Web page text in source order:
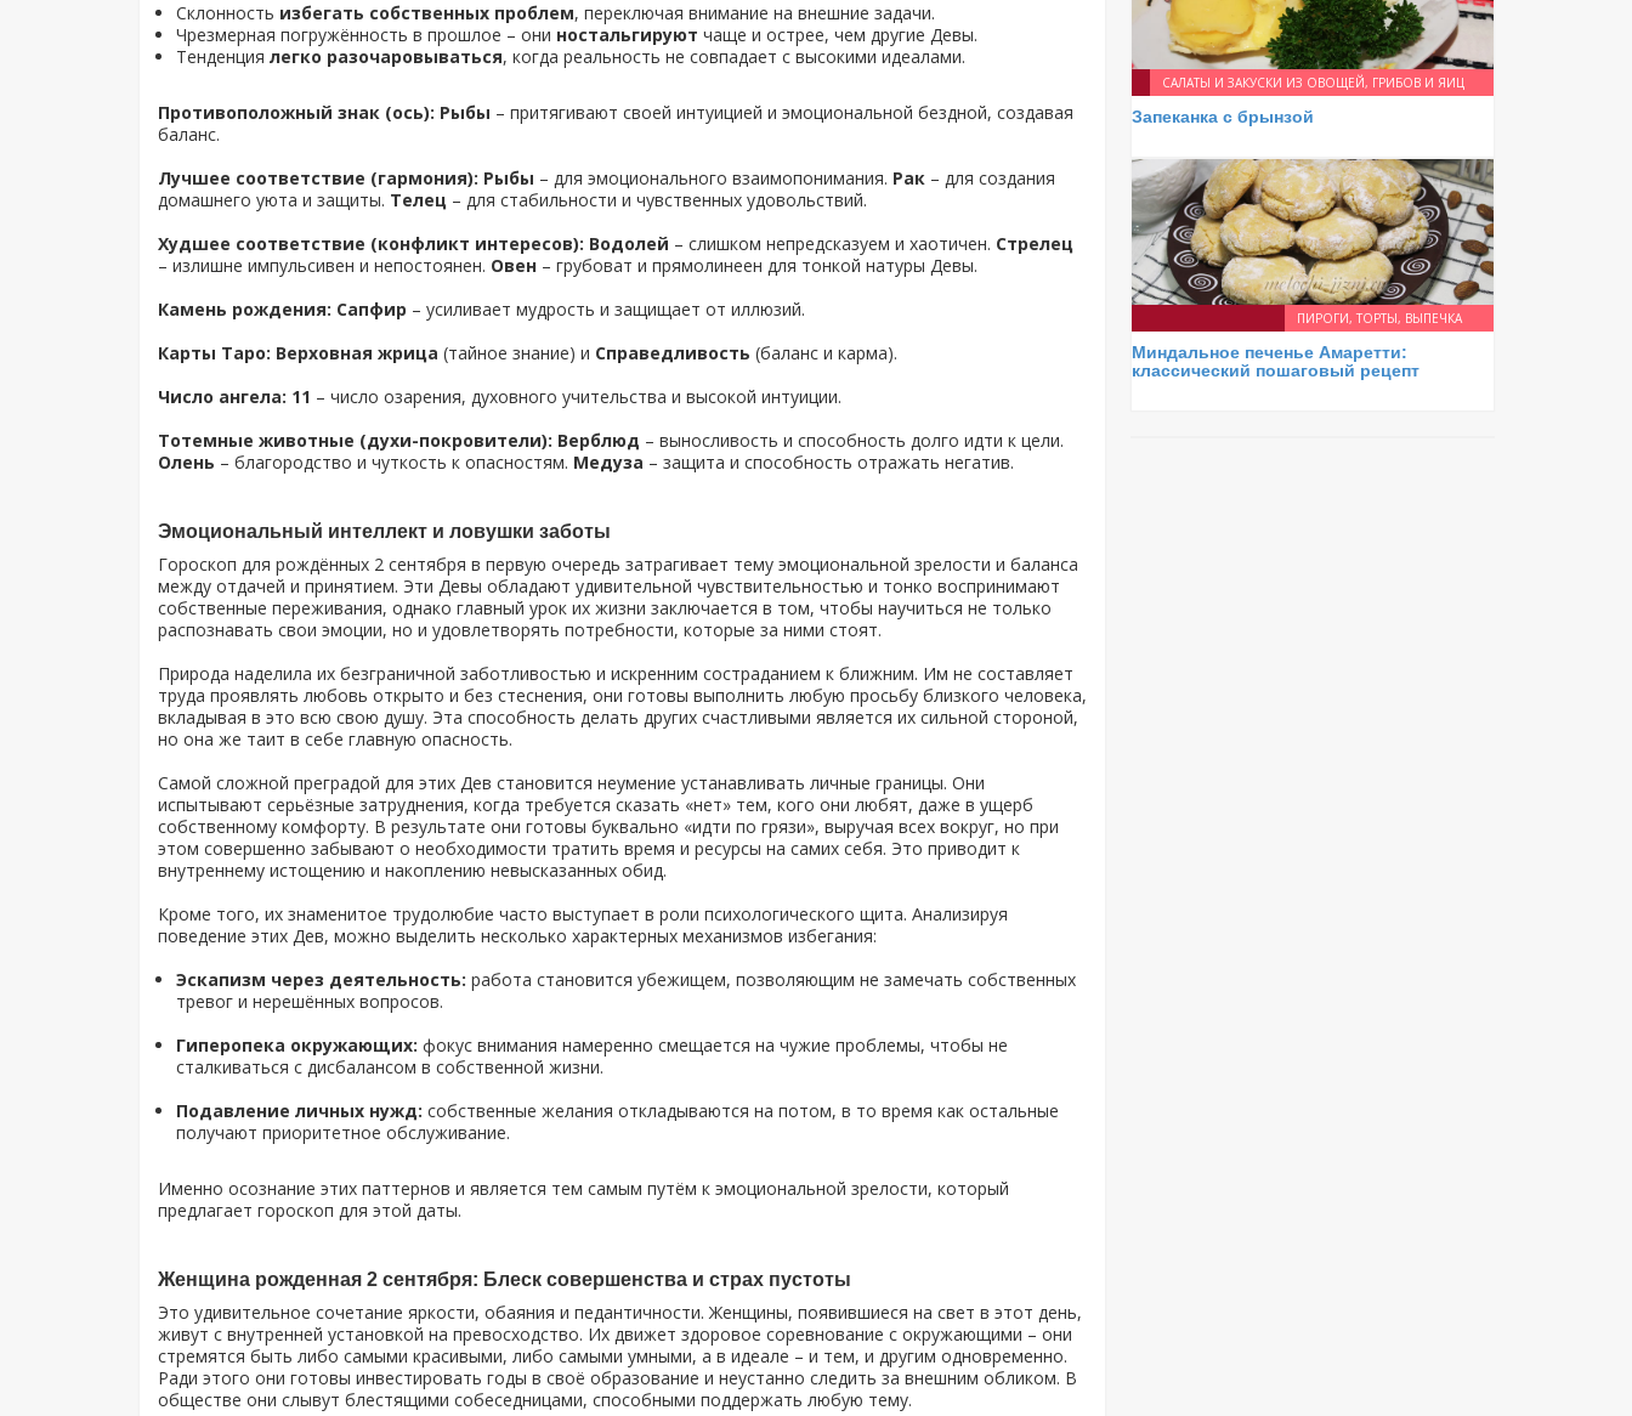
Склонность избегать собственных проблем, переключая внимание на внешние задачи.
Чрезмерная погружённость в прошлое – они ностальгируют чаще и острее, чем другие Девы.
Тенденция легко разочаровываться, когда реальность не совпадает с высокими идеалами.
Противоположный знак (ось): Рыбы – притягивают своей интуицией и эмоциональной бездной, создавая
баланс.
Лучшее соответствие (гармония): Рыбы – для эмоционального взаимопонимания. Рак– для создания
домашнего уюта и защиты. Телец– для стабильности и чувственных удовольствий.
Худшее соответствие (конфликт интересов): Водолей – слишком непредсказуем и хаотичен. Стрелец
– излишне импульсивен и непостоянен. Овен– грубоват и прямолинеен для тонкой натуры Девы.
Камень рождения: Сапфир – усиливает мудрость и защищает от иллюзий.
Карты Таро: Верховная жрица (тайное знание) и Справедливость (баланс и карма).
Число ангела: 11 – число озарения, духовного учительства и высокой интуиции.
Тотемные животные (духи-покровители): Верблюд – выносливость и способность долго идти к цели.
Олень – благородство и чуткость к опасностям. Медуза – защита и способность отражать негатив.
Эмоциональный интеллект и ловушки заботы
Гороскоп для рождённых 2 сентября в первую очередь затрагивает тему эмоциональной зрелости и баланса
между отдачей и принятием. Эти Девы обладают удивительной чувствительностью и тонко воспринимают
собственные переживания, однако главный урок их жизни заключается в том, чтобы научиться не только
распознавать свои эмоции, но и удовлетворять потребности, которые за ними стоят.
Природа наделила их безграничной заботливостью и искренним состраданием к ближним. Им не составляет
труда проявлять любовь открыто и без стеснения, они готовы выполнить любую просьбу близкого человека,
вкладывая в это всю свою душу. Эта способность делать других счастливыми является их сильной стороной,
но она же таит в себе главную опасность.
Самой сложной преградой для этих Дев становится неумение устанавливать личные границы. Они
испытывают серьёзные затруднения, когда требуется сказать «нет» тем, кого они любят, даже в ущерб
собственному комфорту. В результате они готовы буквально «идти по грязи», выручая всех вокруг, но при
этом совершенно забывают о необходимости тратить время и ресурсы на самих себя. Это приводит к
внутреннему истощению и накоплению невысказанных обид.
Кроме того, их знаменитое трудолюбие часто выступает в роли психологического щита. Анализируя
поведение этих Дев, можно выделить несколько характерных механизмов избегания:
Эскапизм через деятельность: работа становится убежищем, позволяющим не замечать собственных
тревог и нерешённых вопросов.
Гиперопека окружающих: фокус внимания намеренно смещается на чужие проблемы, чтобы не
сталкиваться с дисбалансом в собственной жизни.
Подавление личных нужд: собственные желания откладываются на потом, в то время как остальные
получают приоритетное обслуживание.
Именно осознание этих паттернов и является тем самым путём к эмоциональной зрелости, который
предлагает гороскоп для этой даты.
Женщина рожденная 2 сентября: Блеск совершенства и страх пустоты
Это удивительное сочетание яркости, обаяния и педантичности. Женщины, появившиеся на свет в этот день,
живут с внутренней установкой на превосходство. Их движет здоровое соревнование с окружающими – они
стремятся быть либо самыми красивыми, либо самыми умными, а в идеале – и тем, и другим одновременно.
Ради этого они готовы инвестировать годы в своё образование и неустанно следить за внешним обликом. В
обществе они слывут блестящими собеседницами, способными поддержать любую тему.
САЛАТЫ И ЗАКУСКИ ИЗ ОВОЩЕЙ, ГРИБОВ И ЯИЦ
Запеканка с брынзой
ПИРОГИ, ТОРТЫ, ВЫПЕЧКА
Миндальное печенье Амаретти:
классический пошаговый рецепт